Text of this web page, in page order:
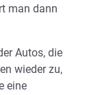
man dann
Autos, die
wieder zu,
eine